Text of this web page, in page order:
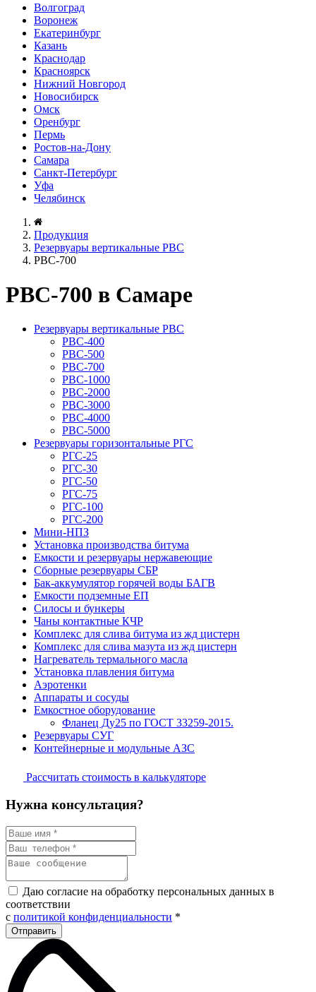
Волгоград
Воронеж
Екатеринбург
Казань
Краснодар
Красноярск
Нижний Новгород
Новосибирск
Омск
Оренбург
Пермь
Ростов-на-Дону
Самара
Санкт-Петербург
Уфа
Челябинск
Продукция
Резервуары вертикальные РВС
РВС-700
РВС-700 в Самаре
Резервуары вертикальные РВС
РВС-400
РВС-500
РВС-700
РВС-1000
РВС-2000
РВС-3000
РВС-4000
РВС-5000
Резервуары горизонтальные РГС
РГС-25
РГС-30
РГС-50
РГС-75
РГС-100
РГС-200
Мини-НПЗ
Установка производства битума
Емкости и резервуары нержавеющие
Сборные резервуары СБР
Бак-аккумулятор горячей воды БАГВ
Емкости подземные ЕП
Силосы и бункеры
Чаны контактные КЧР
Комплекс для слива битума из жд цистерн
Комплекс для слива мазута из жд цистерн
Нагреватель термального масла
Установка плавления битума
Аэротенки
Аппараты и сосуды
Емкостное оборудование
Фланец Ду25 по ГОСТ 33259-2015.
Резервуары СУГ
Контейнерные и модульные АЗС
Рассчитать стоимость в калькуляторе
Нужна консультация?
Даю согласие на обработку персональных данных в
соответствии
с политикой конфиденциальности *